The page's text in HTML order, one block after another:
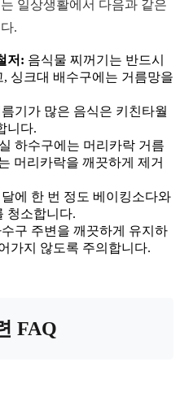
일상생활에서 다음과 같은
.
저: 음식물 찌꺼기는 반드시
싱크대 배수구에는 거름망을
기가 많은 음식은 키친타월
니다.
하수구에는 머리카락 거름
머리카락을 깨끗하게 제거
달에 한 번 정도 베이킹소다와
청소합니다.
구 주변을 깨끗하게 유지하
가지 않도록 주의합니다.
FAQ